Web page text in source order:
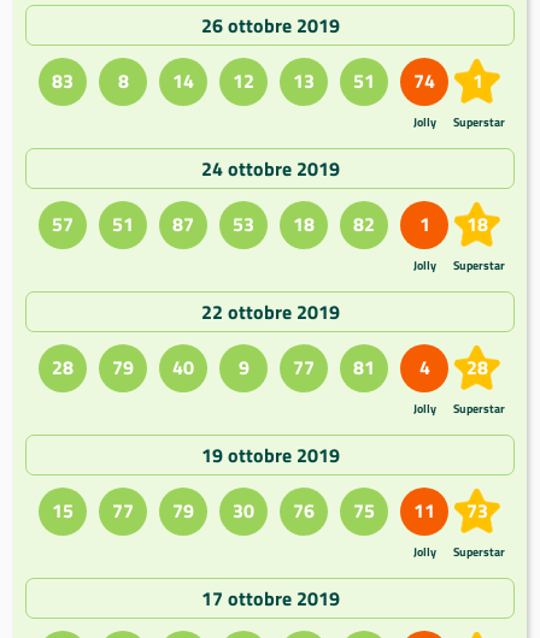
26 ottobre 2019
83
8 14 12 13 51 74
Jolly
1
Superstar
24 ottobre 2019
57
51 87 53 18 82 1
Jolly
18
Superstar
22 ottobre 2019
28
79 40 9 77 81 4
Jolly
28
Superstar
19 ottobre 2019
15
77 79 30 76 75 11
Jolly
73
Superstar
17 ottobre 2019